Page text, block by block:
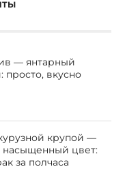
— янтарный
просто, вкусно
крупой —
насыщенный цвет:
за полчаса